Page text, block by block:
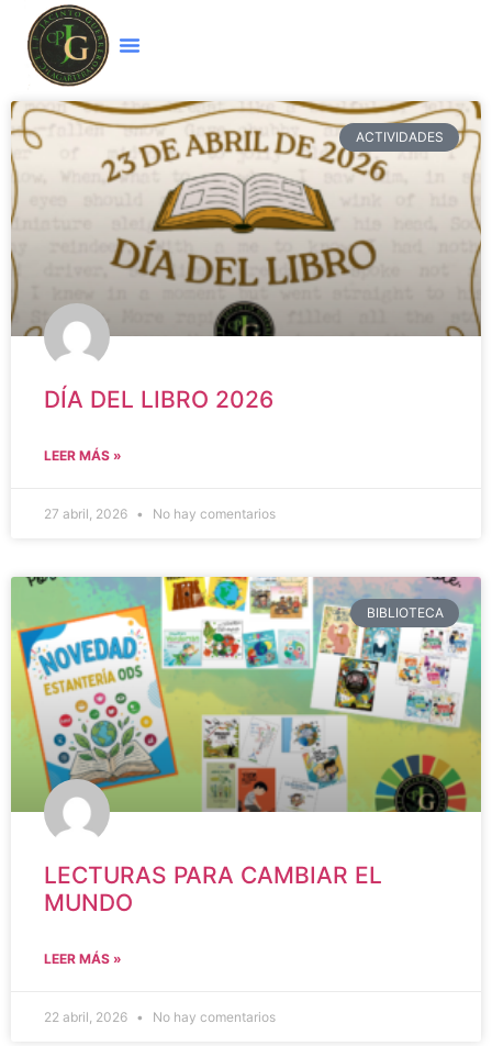
ACTIVIDADES
DÍA DEL LIBRO 2026
LEER MÁS »
27 abril, 2026 No hay comentarios
BIBLIOTECA
LECTURAS PARA CAMBIAR EL
MUNDO
LEER MÁS »
22 abril, 2026 No hay comentarios